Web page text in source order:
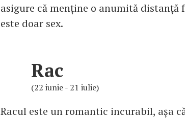
asigure că menține o anumită distanță
este doar sex.
Rac
(22 iunie - 21 iulie)
Racul este un romantic incurabil, așa